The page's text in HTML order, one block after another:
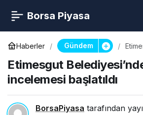
Borsa Piyasa
Haberler Gündem
Etimesgut
incelemesi başlatıldı
BorsaPiyasa tarafından